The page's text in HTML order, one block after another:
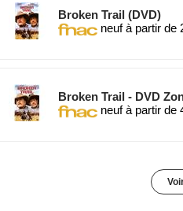
Broken Trail (DVD)
neuf à partir de
Broken Trail - DVD
neuf à partir de